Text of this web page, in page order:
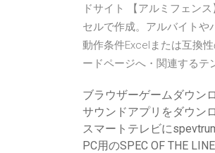
ドサイト 【アルミフェン
セルで作成。アルバイトや
動作条件Excelまたは互換
ードページへ・関連するテ
ブラウザーゲームダウン
サウンドアプリをダウン
スマートテレビに
PC用のSPEC OF THE